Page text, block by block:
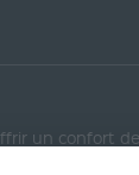
un confort